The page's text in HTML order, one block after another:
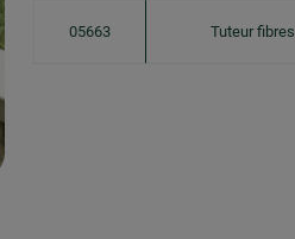
05663 Tuteur